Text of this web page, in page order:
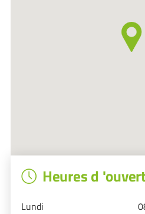
Heures d
Lundi